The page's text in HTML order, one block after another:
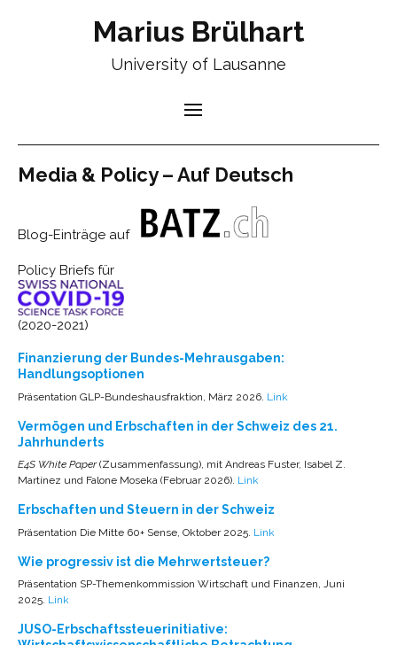
Marius Brülhart
University of Lausanne
Media & Policy – Auf Deutsch
Blog-Einträge auf
Policy Briefs für
(2020-2021)
Finanzierung der Bundes-Mehrausgaben:
Handlungsoptionen
Präsentation GLP-Bundeshausfraktion, März 2026. Link
Vermögen und Erbschaften in der Schweiz des 21.
Jahrhunderts
E4S White Paper(Zusammenfassung), mit Andreas Fuster, Isabel Z.
Martínez und Falone Moseka (Februar 2026). Link
Erbschaften und Steuern in der Schweiz
Präsentation Die Mitte 60+ Sense, Oktober 2025. Link
Wie progressiv ist die Mehrwertsteuer?
Präsentation SP-Themenkommission Wirtschaft und Finanzen, Juni
2025. Link
JUSO-Erbschaftssteuerinitiative: